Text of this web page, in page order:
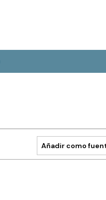
Añadir como